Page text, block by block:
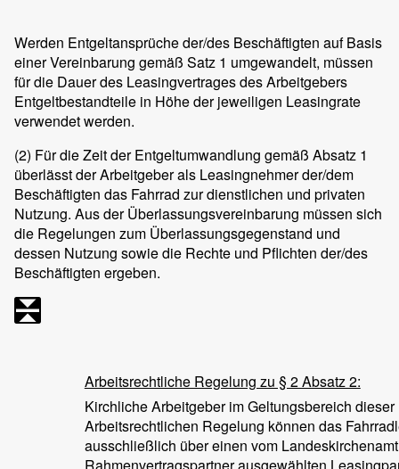
Werden Entgeltansprüche der/des Beschäftigten auf Basis
einer Vereinbarung gemäß Satz 1 umgewandelt, müssen
für die Dauer des Leasingvertrages des Arbeitgebers
Entgeltbestandteile in Höhe der jeweiligen Leasingrate
verwendet werden.
(2) Für die Zeit der Entgeltumwandlung gemäß Absatz 1
überlässt der Arbeitgeber als Leasingnehmer der/dem
Beschäftigten das Fahrrad zur dienstlichen und privaten
Nutzung. Aus der Überlassungsvereinbarung müssen sich
die Regelungen zum Überlassungsgegenstand und
dessen Nutzung sowie die Rechte und Pflichten der/des
Beschäftigten ergeben.
Arbeitsrechtliche Regelung zu § 2 Absatz 2:
Kirchliche Arbeitgeber im Geltungsbereich dieser
Arbeitsrechtlichen Regelung können das
ausschließlich über einen vom
Rahmenvertragspartner ausgewählten